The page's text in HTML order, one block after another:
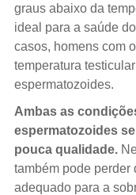
graus abaixo da
ideal para a saúde
casos, homens com
temperatura
espermatozoides.
Ambas as
espermatozoides
pouca qualidade.
também pode perder
adequado para a